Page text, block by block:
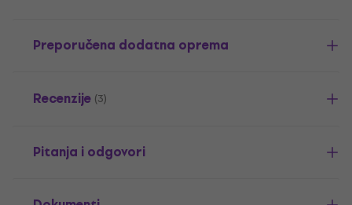
Preporučena dodatna oprema
Recenzije (3)
Pitanja i odgovori